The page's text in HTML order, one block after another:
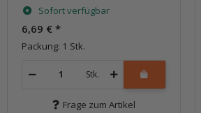
Sofort verfügbar
6,69 € *
Packung: 1 Stk.
Stk.
Frage zum Artikel